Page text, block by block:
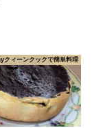
クィーンクックで簡単料理